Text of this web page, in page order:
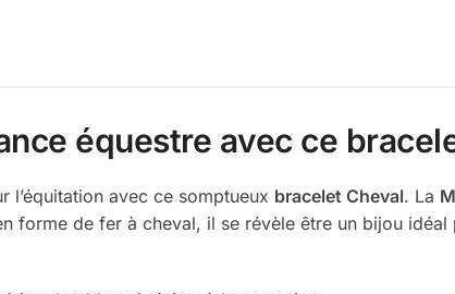
équestre avec ce
l’équitation avec ce somptueux bracelet Cheval. La
forme de fer à cheval, il se révèle être un bijou